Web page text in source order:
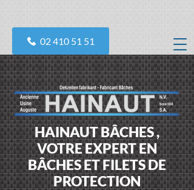
02 410 51 51
HAINAUT BÂCHES ,
VOTRE EXPERT EN
BÂCHES ET FILETS DE
PROTECTION